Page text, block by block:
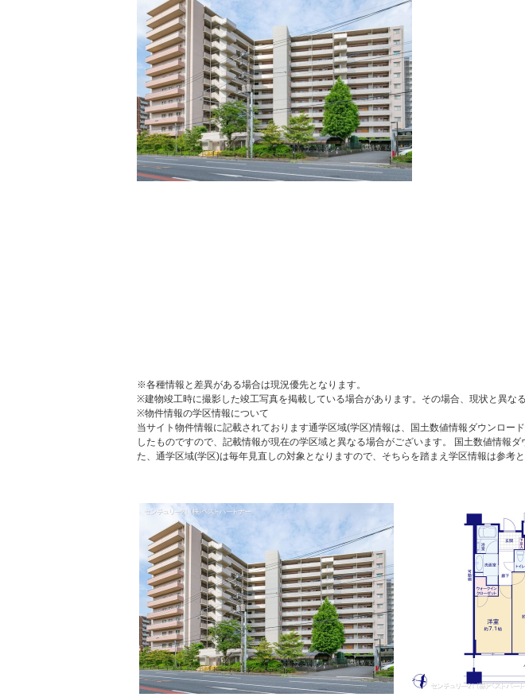
※各種情報と差異がある場合は現況優先となります。
※建物竣工時に撮影した竣工写真を掲載している場合があります。その場合、現状と異な
※物件情報の学区情報について
当サイト物件情報に記載されております通学区域(学区)情報は、国土数値情報ダウンロ
したものですので、記載情報が現在の学区域と異なる場合がございます。 国土数値情報
た、通学区域(学区)は毎年見直しの対象となりますので、そちらを踏まえ学区情報は参考と